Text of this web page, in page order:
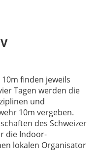
finden jeweils
Tagen werden die
und
10m vergeben.
des Schweizer
die Indoor-
lokalen Organisator